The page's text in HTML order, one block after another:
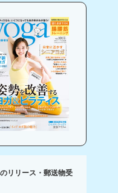
リリース・郵送物受